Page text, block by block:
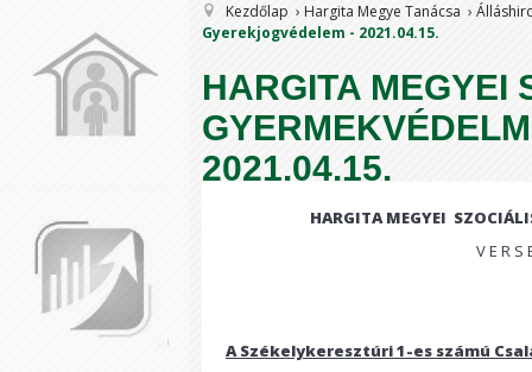
Kezdőlap Hargita Megye Tanácsa
Gyerekjogvédelem - 2021.04.15.
HARGITA MEGYEI
2021.04.15.
HARGITA MEGYEI
V E R S
ASzékelykeresztúri1-es számú